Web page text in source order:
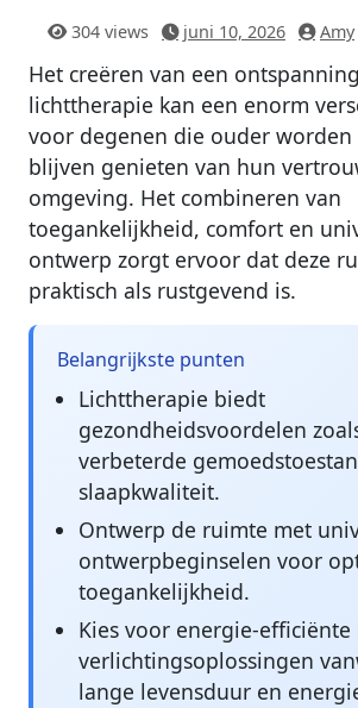
304 views juni 10, 2026 Amy
Het creëren van een
lichttherapie kan een enorm
voor degenen die ouder
blijven genieten van hun
omgeving. Het combineren van
toegankelijkheid, comfort en
ontwerp zorgt ervoor dat deze
praktisch als rustgevend is.
Belangrijkste punten
Lichttherapie biedt
gezondheidsvoordelen
verbeterde
slaapkwaliteit.
Ontwerp de ruimte met
ontwerpbeginselen voor
toegankelijkheid.
Kies voor energie-efficiënte
verlichtingsoplossingen
lange levensduur en